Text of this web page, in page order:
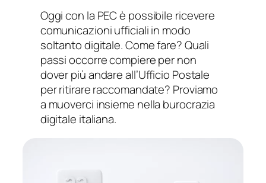
Oggi con la PEC è possibile ricevere
comunicazioni ufficiali in modo
soltanto digitale. Come fare? Quali
passi occorre compiere per non
dover più andare all’Ufficio Postale
per ritirare raccomandate? Proviamo
a muoverci insieme nella burocrazia
digitale italiana.